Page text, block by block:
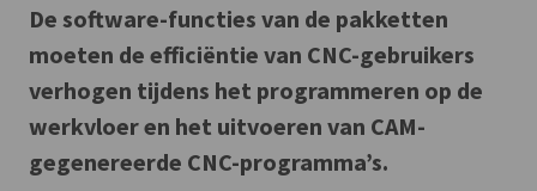
De software-functies van de pakketten
moeten de efficiëntie van CNC-gebruikers
verhogen tijdens het programmeren op de
werkvloer en het uitvoeren van CAM-
gegenereerde CNC-programma’s.